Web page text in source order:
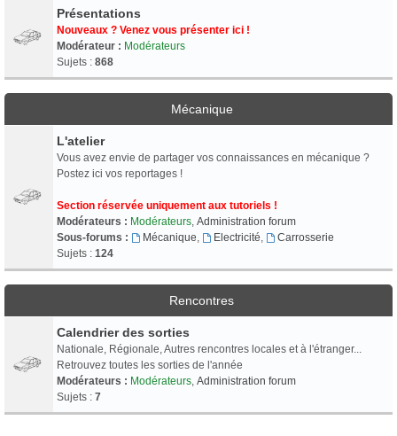
Présentations
Nouveaux ? Venez vous présenter ici !
Modérateur : Modérateurs
Sujets : 868
Mécanique
L'atelier
Vous avez envie de partager vos connaissances en mécanique ?
Postez ici vos reportages !
Section réservée uniquement aux tutoriels !
Modérateurs : Modérateurs, Administration forum
Sous-forums :
Mécanique, Electricité,
Carrosserie
Sujets : 124
Rencontres
Calendrier des sorties
Nationale, Régionale, Autres rencontres locales et à l'étranger...
Retrouvez toutes les sorties de l'année
Modérateurs : Modérateurs, Administration forum
Sujets : 7